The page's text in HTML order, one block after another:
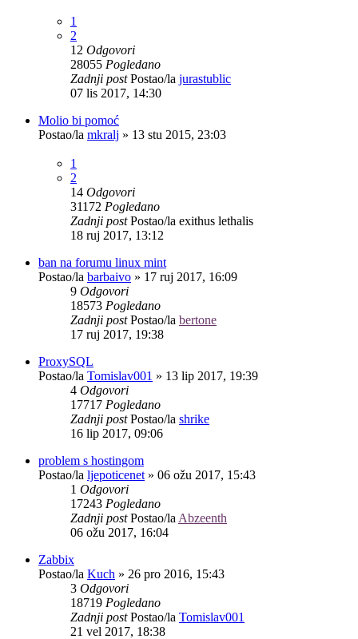
1
2
12 Odgovori
28055 Pogledano
Zadnji postPostao/la jurastublic
07 lis 2017, 14:30
Molio bi pomoć
Postao/la mkralj » 13 stu 2015, 23:03
1
2
14 Odgovori
31172 Pogledano
Zadnji postPostao/la exithus lethalis
18 ruj 2017, 13:12
ban na forumu linux mint
Postao/la barbaivo » 17 ruj 2017, 16:09
9 Odgovori
18573 Pogledano
Zadnji postPostao/la bertone
17 ruj 2017, 19:38
ProxySQL
Postao/la Tomislav001 » 13 lip 2017, 19:39
4 Odgovori
17717 Pogledano
Zadnji postPostao/la shrike
16 lip 2017, 09:06
problem s hostingom
Postao/la ljepoticenet » 06 ožu 2017, 15:43
1 Odgovori
17243 Pogledano
Zadnji postPostao/la Abzeenth
06 ožu 2017, 16:04
Zabbix
Postao/la Kuch » 26 pro 2016, 15:43
3 Odgovori
18719 Pogledano
Zadnji postPostao/la Tomislav001
21 vel 2017, 18:38